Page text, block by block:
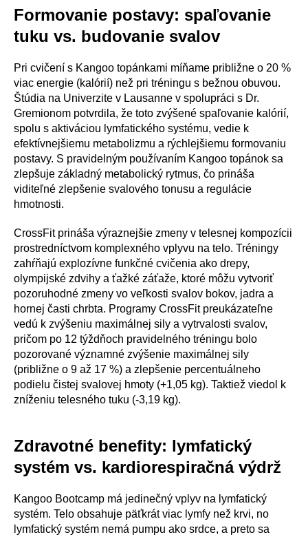
Formovanie postavy: spaľovanie
tuku vs. budovanie svalov
Pri cvičení s Kangoo topánkami míňame približne o 20 %
viac energie (kalórií) než pri tréningu s bežnou obuvou.
Štúdia na Univerzite v Lausanne v spolupráci s Dr.
Gremionom potvrdila, že toto zvýšené spaľovanie kalórií,
spolu s aktiváciou lymfatického systému, vedie k
efektívnejšiemu metabolizmu a rýchlejšiemu formovaniu
postavy. S pravidelným používaním Kangoo topánok sa
zlepšuje základný metabolický rytmus, čo prináša
viditeľné zlepšenie svalového tonusu a regulácie
hmotnosti.
CrossFit prináša výraznejšie zmeny v telesnej kompozícii
prostredníctvom komplexného vplyvu na telo. Tréningy
zahŕňajú explozívne funkčné cvičenia ako drepy,
olympijské zdvihy a ťažké záťaže, ktoré môžu vytvoriť
pozoruhodné zmeny vo veľkosti svalov bokov, jadra a
hornej časti chrbta. Programy CrossFit preukázateľne
vedú k zvýšeniu maximálnej sily a vytrvalosti svalov,
pričom po 12 týždňoch pravidelného tréningu bolo
pozorované významné zvýšenie maximálnej sily
(približne o 9 až 17 %) a zlepšenie percentuálneho
podielu čistej svalovej hmoty (+1,05 kg). Taktiež viedol k
zníženiu telesného tuku (-3,19 kg).
Zdravotné benefity: lymfatický
systém vs. kardiorespiračná výdrž
Kangoo Bootcamp má jedinečný vplyv na lymfatický
systém. Telo obsahuje päťkrát viac lymfy než krvi, no
lymfatický systém nemá pumpu ako srdce, a preto sa